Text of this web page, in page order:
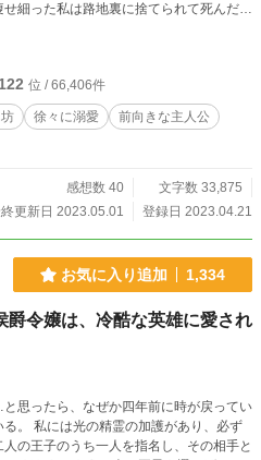
細った私は路地裏に捨てられて死んだ。
！ こんな贅沢が出来るなんて幸せ過ぎ
話です。
位 / 66,406件
徐々に溺愛
前向きな主人公
感想数 40
文字数 33,875
更新日 2023.05.01
登録日 2023.04.21
お気に入り追加 1,334
爵令嬢は、冷酷な英雄に愛され
思ったら、なぜか四年前に時が戻ってい
、必ず
の王子のうち一人を指名し、その相手と